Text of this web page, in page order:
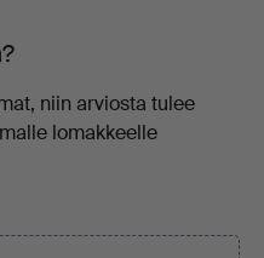
niin arviosta tulee
lomakkeelle